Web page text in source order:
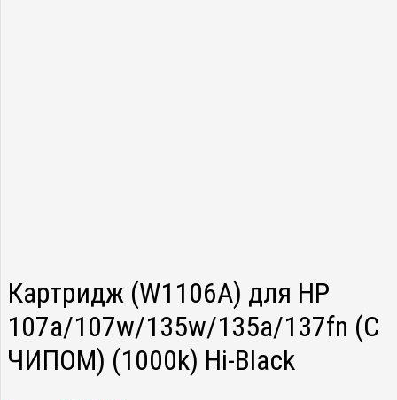
Картридж (W1106A) для HP
107a/107w/135w/135a/137fn (С
ЧИПОМ) (1000k) Hi-Black